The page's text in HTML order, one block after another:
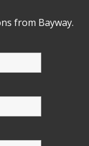
from Bayway.